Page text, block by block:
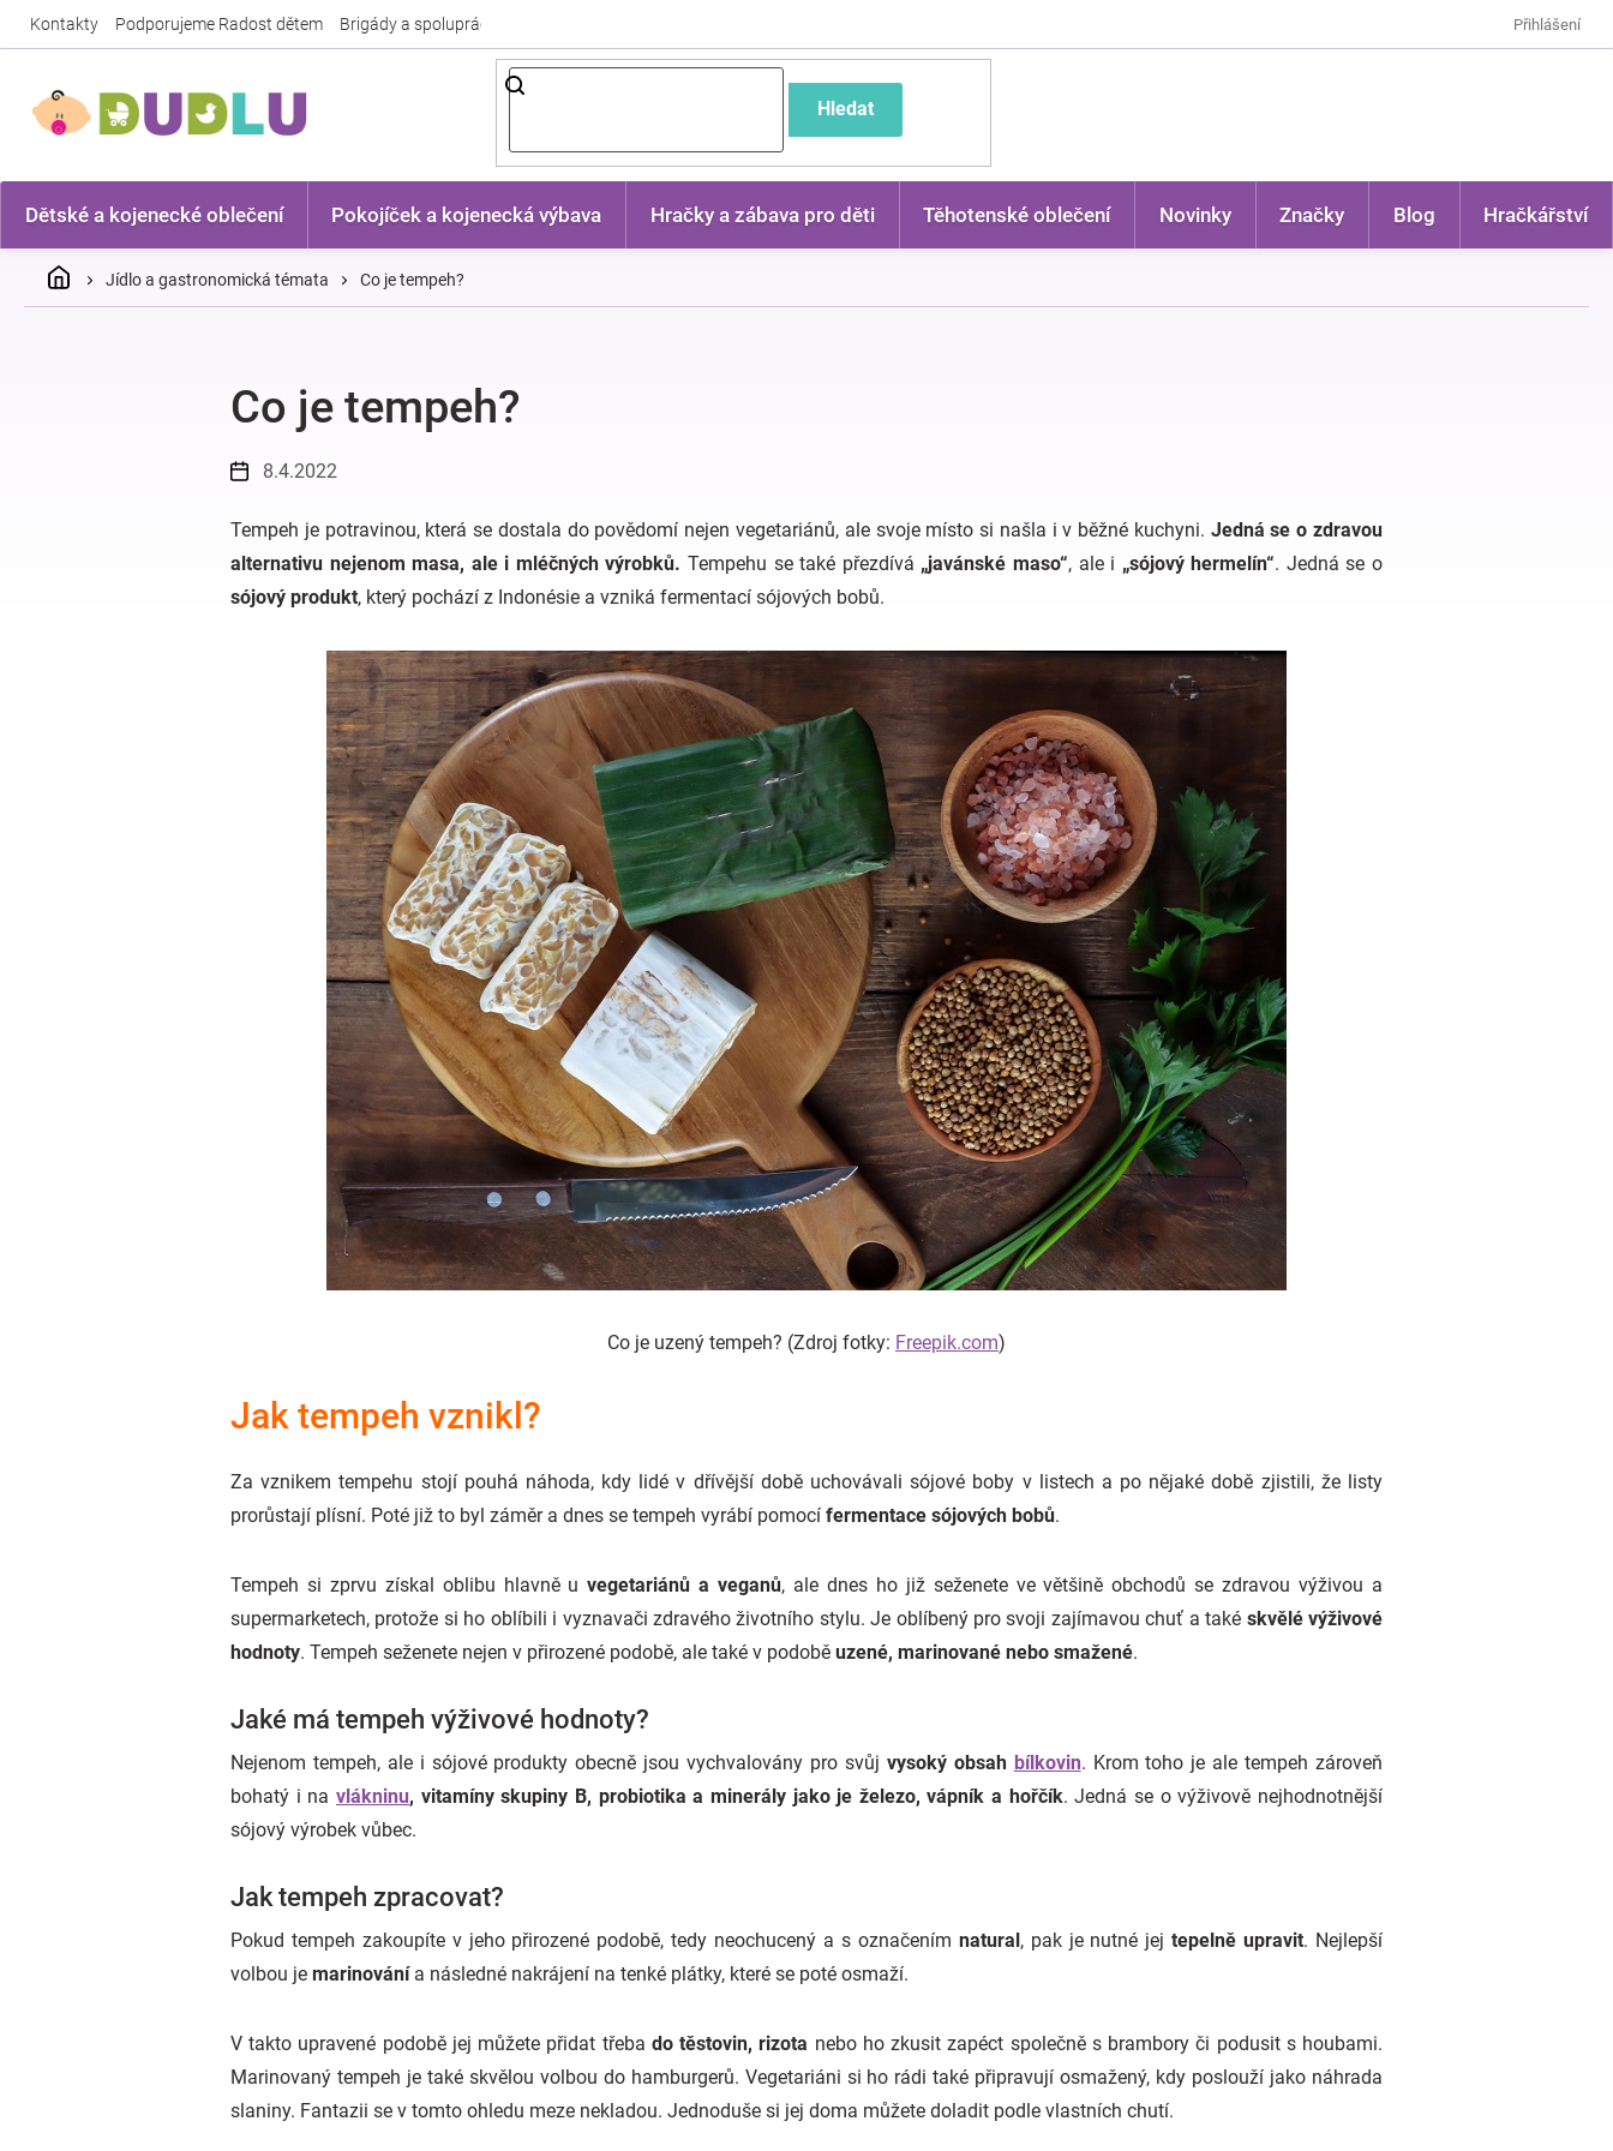
Kontakty Podporujeme Radost dětem Brigády a spolupráce Přihlášení
Hledat
Dětské a kojenecké oblečení Pokojíček a kojenecká výbava Hračky a zábava pro děti Těhotenské oblečení Novinky Značky Blog Hračkářství
DomůJídlo a gastronomická témata Co je tempeh?
Co je tempeh?
8.4.2022
Tempeh je potravinou, která se dostala do povědomí nejen vegetariánů, ale svoje místo si našla i v běžné kuchyni. Jedná se o zdravou
alternativu nejenom masa, ale i mléčných výrobků. Tempehu se také přezdívá „javánské maso“, ale i „sójový hermelín“. Jedná se o
sójový produkt, který pochází z Indonésie a vzniká fermentací sójových bobů.
Co je uzený tempeh? (Zdroj fotky: Freepik.com)
Jak tempeh vznikl?
Za vznikem tempehu stojí pouhá náhoda, kdy lidé v dřívější době uchovávali sójové boby v listech a po nějaké době zjistili, že listy
prorůstají plísní. Poté již to byl záměr a dnes se tempeh vyrábí pomocí fermentace sójových bobů.
Tempeh si zprvu získal oblibu hlavně uvegetariánů a veganů, ale dnes ho již seženete ve většině obchodů se zdravou výživou a
supermarketech, protože si ho oblíbili i vyznavači zdravého životního stylu. Je oblíbený pro svoji zajímavou chuť a také skvělé výživové
hodnoty. Tempeh seženete nejen v přirozené podobě, ale také v podobě uzené, marinované nebo smažené.
Jaké má tempeh výživové hodnoty?
Nejenom tempeh, ale i sójové produkty obecně jsou vychvalovány pro svůj vysoký obsah bílkovin. Krom toho je ale tempeh zároveň
bohatý i na vlákninu, vitamíny skupiny B, probiotika a minerály jako je železo, vápník a hořčík. Jedná se o výživově nejhodnotnější
sójový výrobek vůbec.
Jak tempeh zpracovat?
Pokud tempeh zakoupíte v jeho přirozené podobě, tedy neochucený a s označením natural, pak je nutné jejtepelně upravit. Nejlepší
volbou je marinovánía následné nakrájení na tenké plátky, které se poté osmaží.
V takto upravené podobě jej můžete přidat třeba do těstovin, rizota nebo ho zkusit zapéct společně s brambory či podusit s houbami.
Marinovaný tempeh je také skvělou volbou do hamburgerů. Vegetariáni si ho rádi také připravují osmažený, kdy poslouží jako náhrada
slaniny. Fantazii se v tomto ohledu meze nekladou. Jednoduše si jej doma můžete doladit podle vlastních chutí.